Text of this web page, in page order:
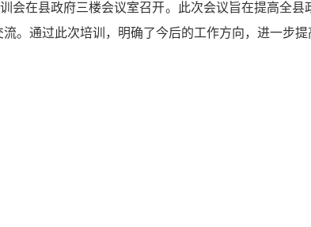
会在县政府三楼会议室召开。此次会议旨在提高全
。通过此次培训，明确了今后的工作方向，进一步提